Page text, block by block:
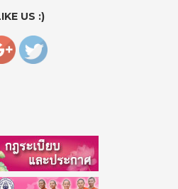
US :)